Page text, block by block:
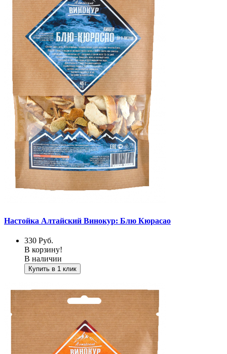
Настойка Алтайский Винокур: Блю Кюрасао
330 Руб.
В корзину!
В наличии
Купить в 1 клик